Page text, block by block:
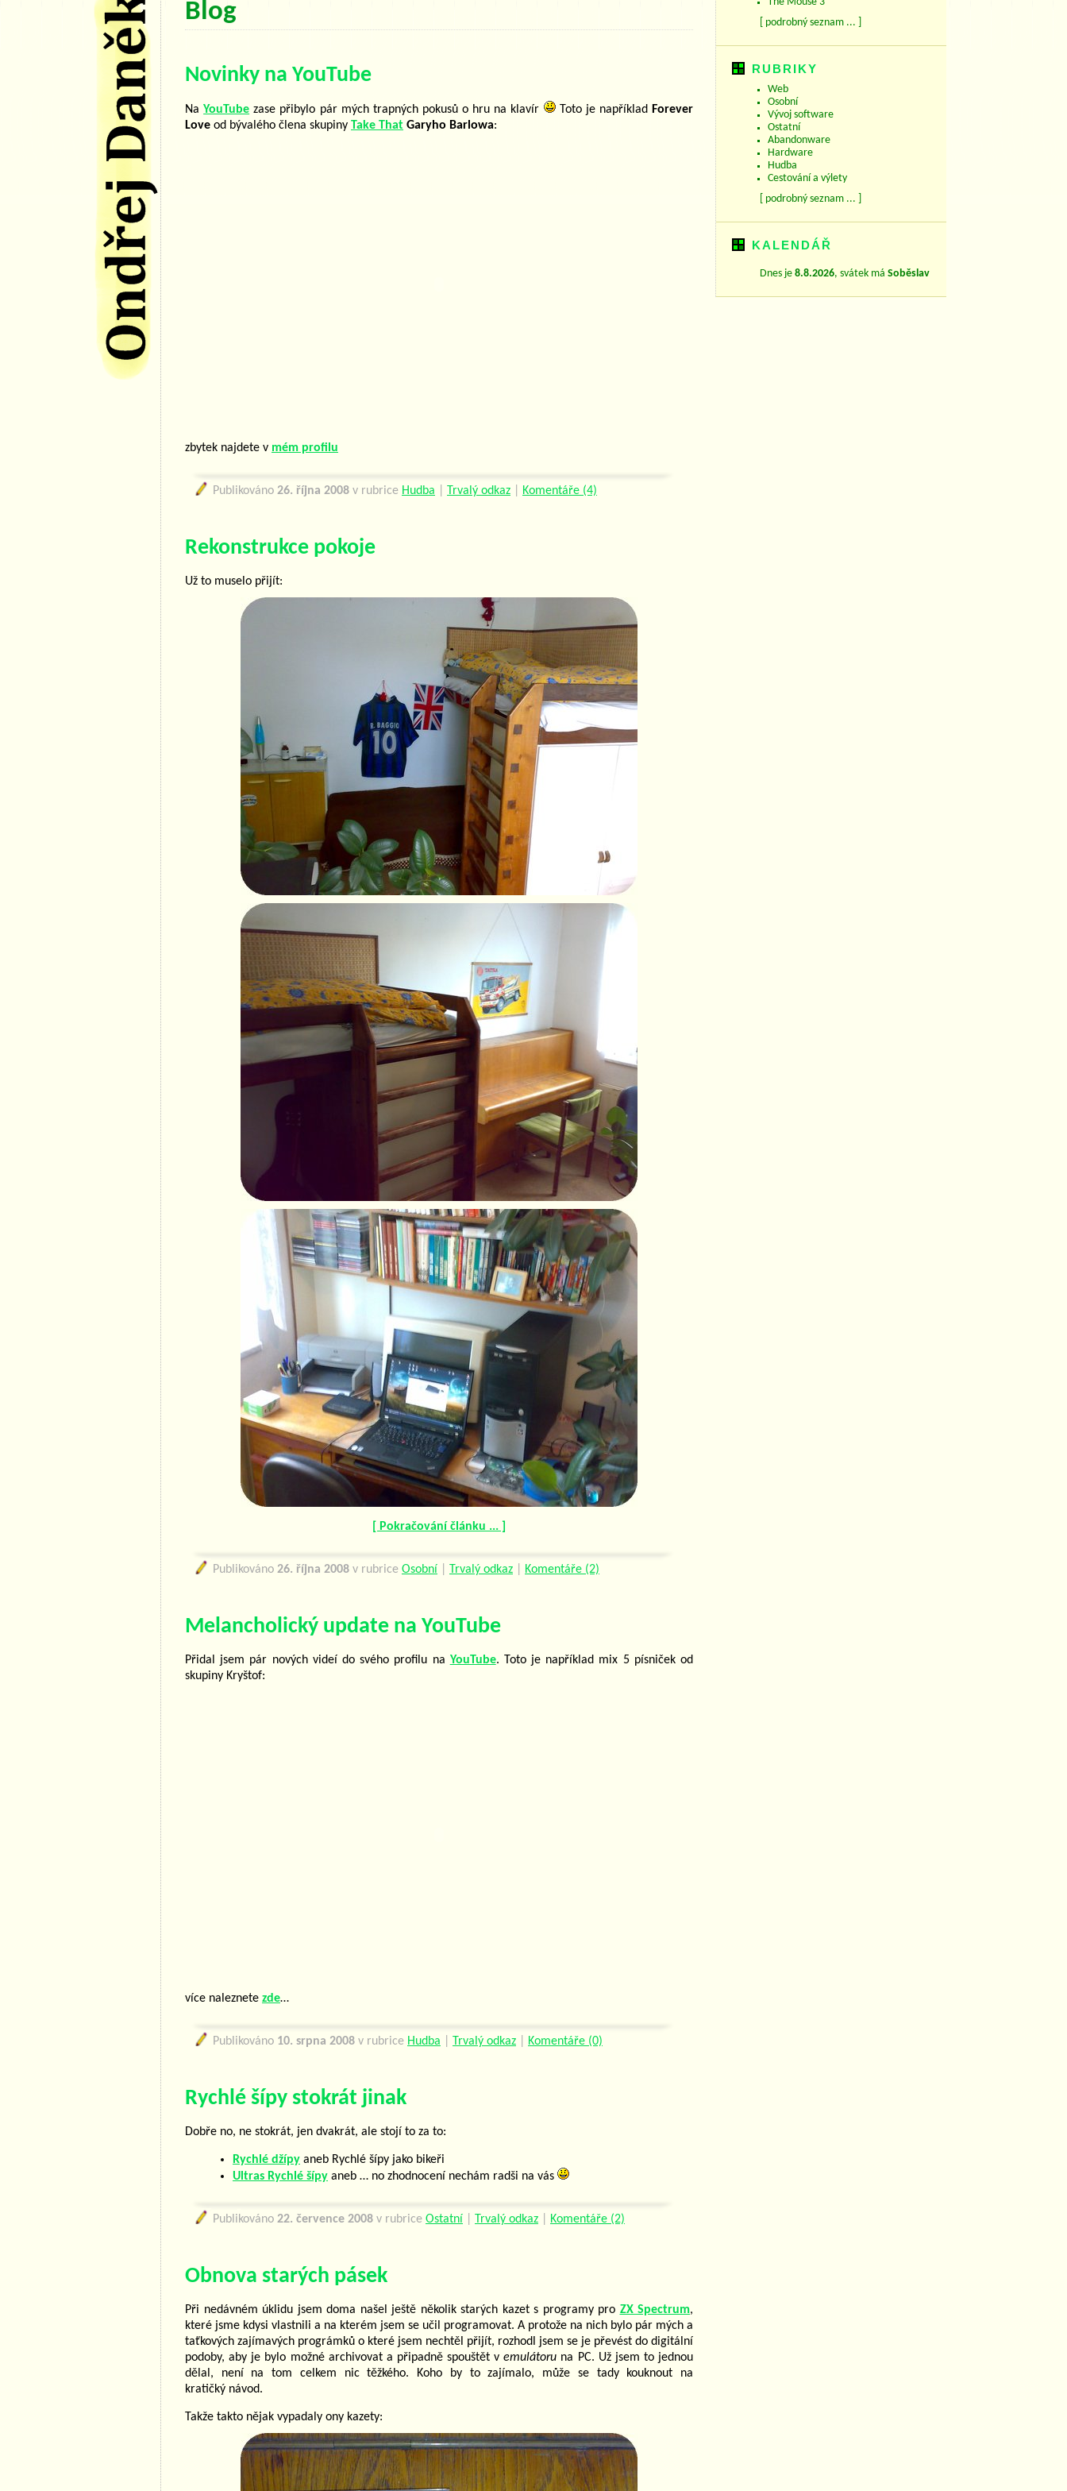
[ podrobný seznam ... ]
RUBRIKY
Web
Osobní
Vývoj software
Ostatní
Abandonware
Hardware
Hudba
Cestování a výlety
[ podrobný seznam ... ]
KALENDÁŘ
Dnes je 8.8.2026, svátek má Soběslav
Blog
Novinky na YouTube
NaYouTube zase přibylo pár mých trapných pokusů o hru na klavír Toto je například Forever
Love od bývalého člena skupiny Take That Garyho Barlowa:
zbytek najdete v mém profilu
Publikováno 26. října 2008 v rubrice Hudba Trvalý odkaz Komentáře (4)
Rekonstrukce pokoje
Už to muselo přijít:
[ Pokračování článku ... ]
Publikováno 26. října 2008 v rubrice Osobní Trvalý odkaz Komentáře (2)
Melancholický update na YouTube
Přidal jsem pár nových videí do svého profilu na YouTube. Toto je například mix 5 písniček od
skupiny Kryštof:
více naleznete zde…
Publikováno 10. srpna 2008 v rubrice Hudba Trvalý odkaz Komentáře (0)
Rychlé šípy stokrát jinak
Dobře no, ne stokrát, jen dvakrát, ale stojí to za to:
Rychlé džípy aneb Rychlé šípy jako bikeři
Ultras Rychlé šípy aneb … no zhodnocení nechám radši na vás
Publikováno 22. července 2008 v rubrice Ostatní Trvalý odkaz Komentáře (2)
Obnova starých pásek
Při nedávném úklidu jsem doma našel ještě několik starých kazet s programy pro ZX Spectrum,
které jsme kdysi vlastnili a na kterém jsem se učil programovat. A protože na nich bylo pár mých a
taťkových zajímavých prográmků o které jsem nechtěl přijít, rozhodl jsem se je převést do digitální
podoby, aby je bylo možné archivovat a připadně spouštět vemulátoru na PC. Už jsem to jednou
dělal, není na tom celkem nic těžkého. Koho by to zajímalo, může se tady kouknout na
kratičký návod.
Takže takto nějak vypadaly ony kazety: